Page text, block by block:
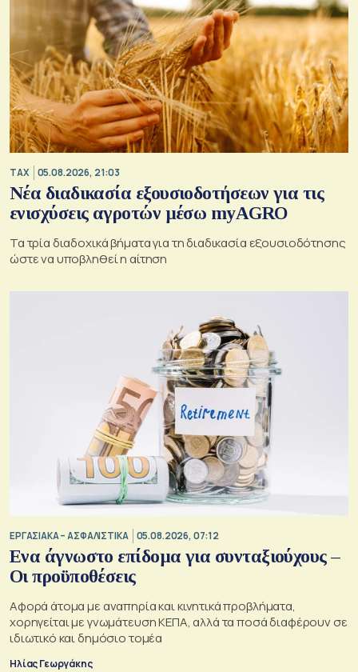
TAX 05.08.2026, 21:03
Νέα διαδικασία εξουσιοδοτήσεων για τις
ενισχύσεις αγροτών μέσω myAGRO
Τα τρία διαδοχικά βήματα για τη διαδικασία εξουσιοδότησης
ώστε να υποβληθεί η αίτηση
ΕΡΓΑΣΙΑΚΑ – ΑΣΦΑΛΙΣΤΙΚΑ 05.08.2026, 07:12
Ενα άγνωστο επίδομα για συνταξιούχους –
Οι προϋποθέσεις
Αφορά άτομα με αναπηρία και κινητικά προβλήματα,
χορηγείται με γνωμάτευση ΚΕΠΑ, αλλά τα ποσά διαφέρουν σε
ιδιωτικό και δημόσιο τομέα
Ηλίας Γεωργάκης